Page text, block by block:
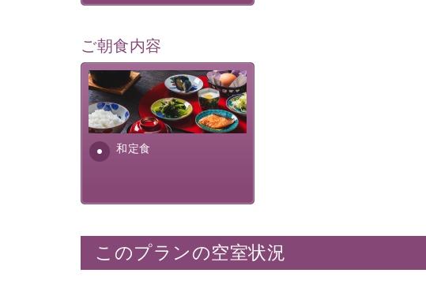
ご朝食内容
和定食
さっぱりとした和食膳に使わ
れる食材は、諏訪の名産品を
ふんだんに取り入れ、安心・
安全を心掛けた長野県産...
このプランの空室状況